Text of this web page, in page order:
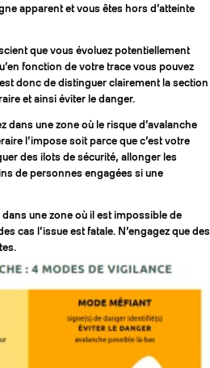
apparent et vous êtes hors d’atteinte
que vous évoluez potentiellement
fonction de votre trace vous pouvez
donc de distinguer clairement la section
et ainsi éviter le danger.
dans une zone où le risque d’avalanche
l’impose soit parce que c’est votre
des ilots de sécurité, allonger les
de personnes engagées si une
dans une zone où il est impossible de
cas l’issue est fatale. N’engagez que des